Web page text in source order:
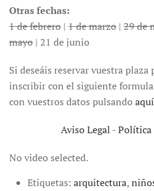
Otras fechas:
1 de febrero | 1 de marzo | 29 de
mayo | 21 de junio
Si deseáis reservar vuestra
inscribir con el siguiente
con vuestros datos pulsando aquí
Aviso Legal -Política
No video selected.
Etiquetas: arquitectura,